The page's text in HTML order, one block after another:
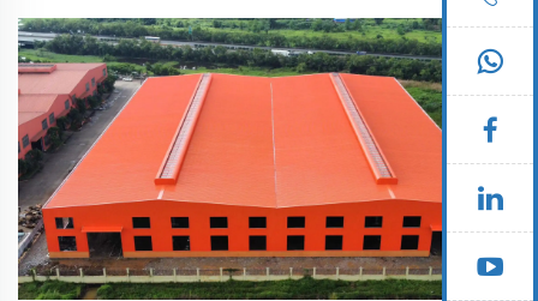
Vatrostalnost 2. razreda Protu seizmički stupanj 7 Težina
krova 0,25 kN/m² ...